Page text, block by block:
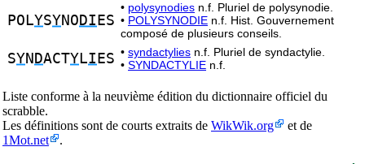
POLYSYNO DI ES
• polysynodies n.f. Pluriel de polysynodie.
• POLYSYNODIE n.f. Hist. Gouvernement
composé de plusieurs conseils.
SYN DACTYLI ES • syndactylies n.f. Pluriel de syndactylie.
• SYNDACTYLIE n.f.
Liste conforme à la neuvième édition du dictionnaire officiel du
scrabble.
Les définitions sont de courts extraits de WikWik.org
et de
1Mot.net
.